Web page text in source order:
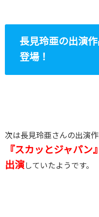
長見玲亜の出演
登場！
次は長見玲亜さんの出演
『スカッとジャパン
出演していたようです。